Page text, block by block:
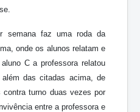
semana faz uma roda da
onde os alunos relatam e
C a professora relatou
das citadas acima, de
contra turno duas vezes por
entre a professora e